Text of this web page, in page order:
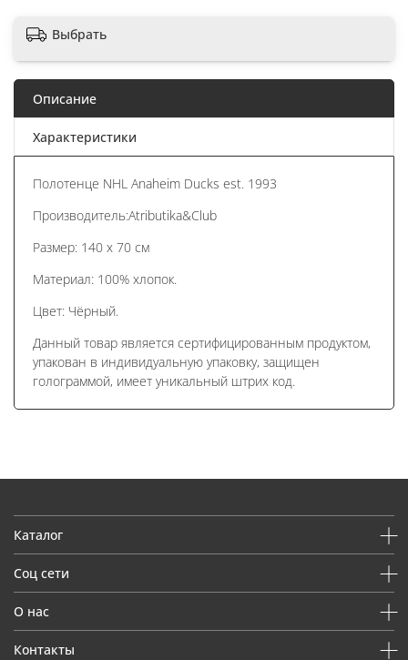
Выбрать
Описание
Характеристики
Полотенце NHL Anaheim Ducks est. 1993
Производитель:Atributika&Club
Размер: 140 x 70 см
Материал: 100% хлопок.
Цвет: Чёрный.
Данный товар является сертифицированным продуктом,
упакован в индивидуальную упаковку, защищен
голограммой, имеет уникальный штрих код.
Каталог
Соц сети
О нас
Контакты